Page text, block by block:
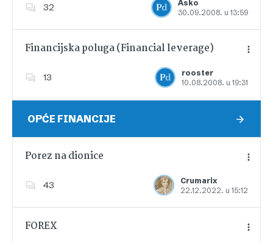
32
Asko
30.09.2008. u 13:59
Dodajte u favorite
Financijska poluga (Financial leverage)
13
rooster
10.08.2008. u 19:31
Dodajte u favorite
OPĆE FINANCIJE
Porez na dionice
43
Crumarix
22.12.2022. u 15:12
Dodajte u favorite
FOREX